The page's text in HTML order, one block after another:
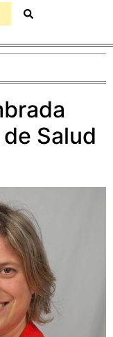
Salud